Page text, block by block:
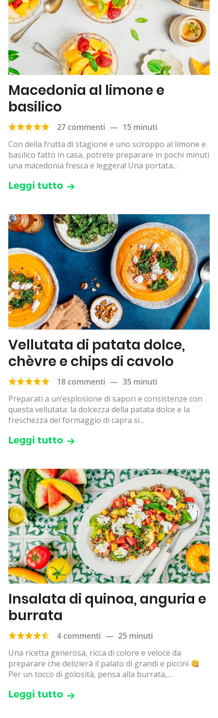
Macedonia al limone e
basilico
27 commenti — 15 minuti
Con della frutta di stagione e uno sciroppo al limone e
basilico fatto in casa, potrete preparare in pochi minuti
una macedonia fresca e leggera! Una portata...
Leggi tutto
Vellutata di patata dolce,
chèvre e chips di cavolo
18 commenti — 35 minuti
Preparati a un’esplosione di sapori e consistenze con
questa vellutata: la dolcezza della patata dolce e la
freschezza del formaggio di capra si...
Leggi tutto
Insalata di quinoa, anguria e
burrata
4 commenti — 25 minuti
Una ricetta generosa, ricca di colore e veloce da
preparare che delizierà il palato di grandi e piccini
Per un tocco di golosità, pensa alla burrata,...
Leggi tutto